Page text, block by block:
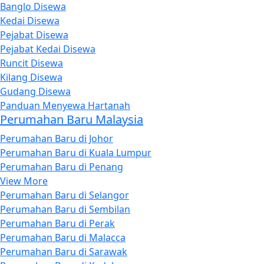
Banglo Disewa
Kedai Disewa
Pejabat Disewa
Pejabat Kedai Disewa
Runcit Disewa
Kilang Disewa
Gudang Disewa
Panduan Menyewa Hartanah
Perumahan Baru Malaysia
Perumahan Baru di Johor
Perumahan Baru di Kuala Lumpur
Perumahan Baru di Penang
View More
Perumahan Baru di Selangor
Perumahan Baru di Sembilan
Perumahan Baru di Perak
Perumahan Baru di Malacca
Perumahan Baru di Sarawak